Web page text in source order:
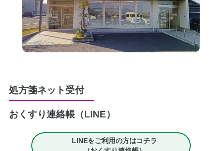
処方箋ネット受付
おくすり連絡帳（LINE）
LINEをご利用の方はコチラ